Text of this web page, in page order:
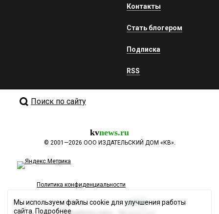
Контакты
Стать блогером
Подписка
RSS
Поиск по сайту
kvnews.ru
© 2001—2026 ООО ИЗДАТЕЛЬСКИЙ ДОМ «КВ».
Политика конфиденциальности
Мы используем файлы cookie для улучшения работы
сайта. Подробнее